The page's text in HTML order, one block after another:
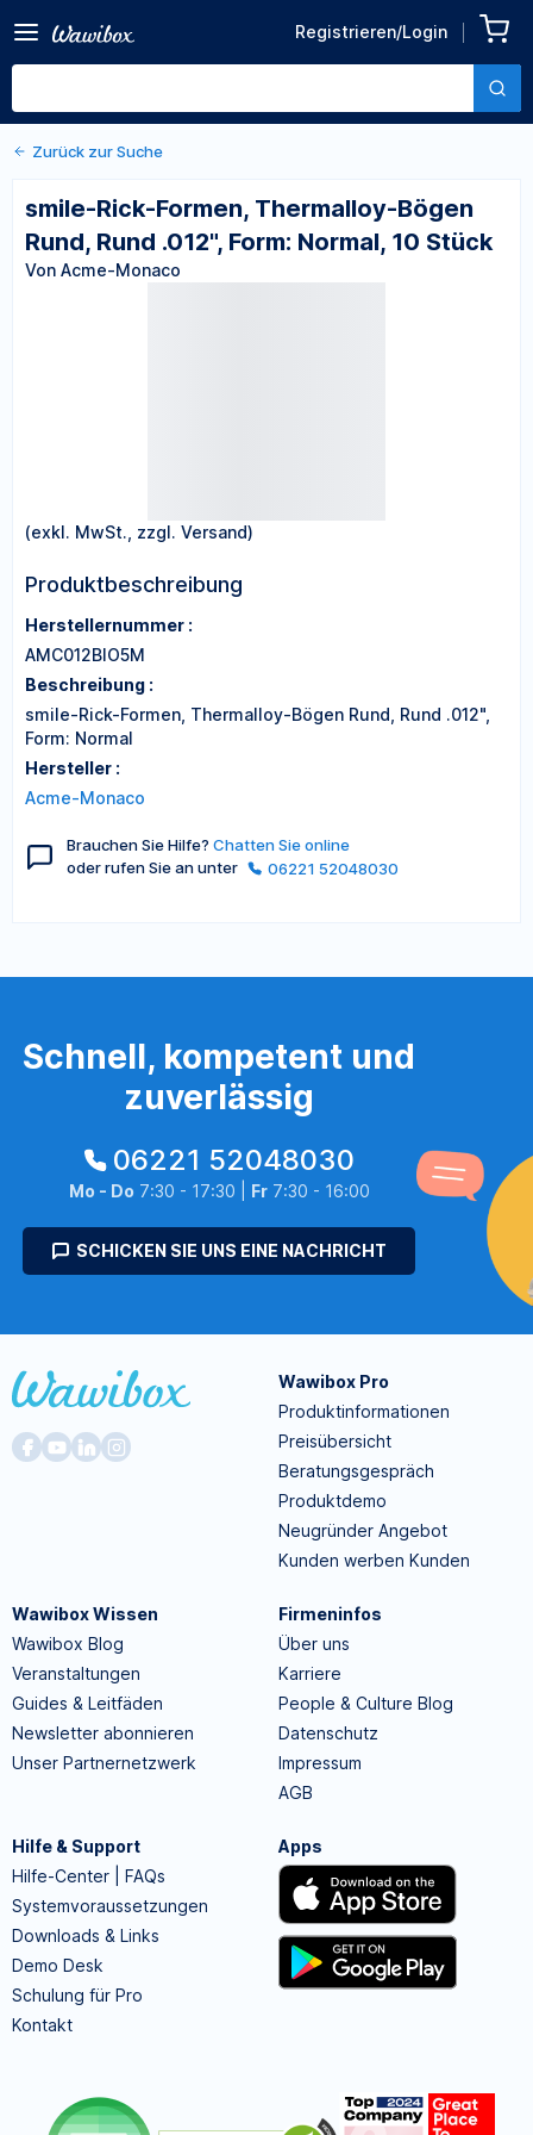
Registrieren/Login
Thermalloy-Bögen Rund,
Rund .012", Form: Normal, 10
Von Acme-Monaco
Zurück zu den Produktdetails
Zurück zur Suche
smile-Rick-Formen, Thermalloy-Bögen
Rund, Rund .012", Form: Normal, 10 Stück
Von Acme-Monaco
(exkl. MwSt., zzgl. Versand)
Produktbeschreibung
Herstellernummer :
AMC012BIO5M
Beschreibung :
smile-Rick-Formen, Thermalloy-Bögen Rund, Rund .012",
Form: Normal
Hersteller :
Acme-Monaco
Brauchen Sie Hilfe? Chatten Sie online
oder rufen Sie an unter
06221 52048030
Schnell, kompetent und
zuverlässig
06221 52048030
Mo - Do 7:30 - 17:30 | Fr7:30 - 16:00
SCHICKEN SIE UNS EINE NACHRICHT
Wawibox Pro
Produktinformationen
Preisübersicht
Beratungsgespräch
Produktdemo
Neugründer Angebot
Kunden werben Kunden
Wawibox Wissen
Wawibox Blog
Veranstaltungen
Guides & Leitfäden
Newsletter abonnieren
Unser Partnernetzwerk
Firmeninfos
Über uns
Karriere
People & Culture Blog
Datenschutz
Impressum
AGB
Hilfe & Support
Hilfe-Center | FAQs
Systemvoraussetzungen
Downloads & Links
Demo Desk
Schulung für Pro
Kontakt
Apps